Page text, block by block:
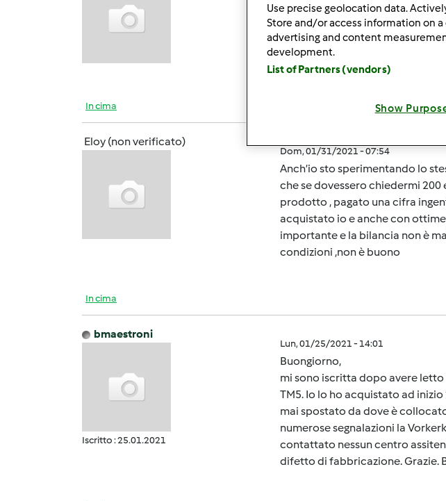
spariti, forse una volta worwerk
offrono assistenza in caso di
uno simile a 350 euro e a parte il
capiente il boccale.
In cima
Eloy (non verificato)
Dom, 01/31/2021 - 07:54
Anch’io sto sperimentando lo
che se dovessero chiedermi
prodotto , pagato una cifra
acquistato io e anche con
importante e la bilancia non è
condizioni ,non è buono
In cima
bmaestroni
Iscritto : 25.01.2021
Lun, 01/25/2021 - 14:01
Buongiorno,
mi sono iscritta dopo avere
TM5. Io lo ho acquistato ad
mai spostato da dove è
numerose segnalazioni la
contattato nessun centro
difetto di fabbricazione. Grazie.
Use precise geolocation data.
Store and/or access information on
advertising and content
development.
List of Partners (vendors)
Show